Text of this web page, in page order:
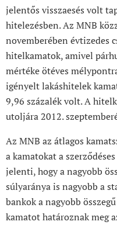
jelentős visszaesés volt
hitelezésben. Az MNB
novemberében évtizedes
hitelkamatok, amivel
mértéke ötéves
igényelt lakáshitelek
9,96 százalék volt. A
utoljára 2012.
Az MNB az átlagos
a kamatokat a
jelenti, hogy a nagyobb
súlyaránya is nagyobb a
bankok a nagyobb
kamatot határoznak meg